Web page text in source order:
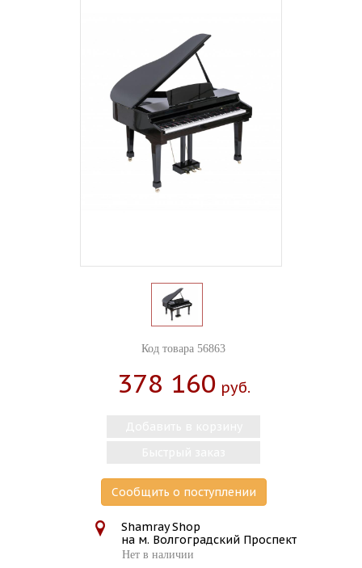
Код товара 56863
378 160 Руб.
Сообщить о поступлении
Shamray Shop
на м. Волгоградский Проспект
Нет в наличии